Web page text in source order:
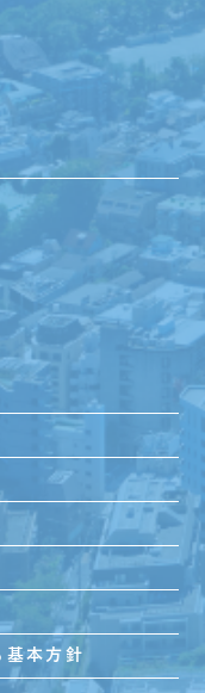
基本方針